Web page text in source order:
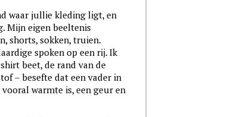
waar jullie kleding ligt, en
Mijn eigen beeltenis
shorts, sokken, truien.
spoken op een rij. Ik
beet, de rand van de
– besefte dat een vader in
warmte is, een geur en